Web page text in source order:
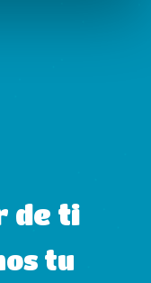
de ti
tu